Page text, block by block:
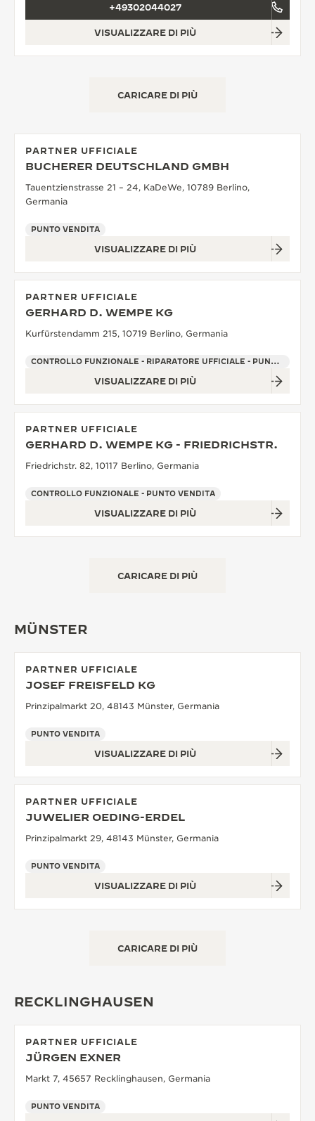
+49302044027
VISUALIZZARE DI PIÙ
CARICARE DI PIÙ
PARTNER UFFICIALE
BUCHERER DEUTSCHLAND GMBH
Tauentzienstrasse 21 – 24, KaDeWe, 10789 Berlino,
Germania
PUNTO VENDITA
VISUALIZZARE DI PIÙ
PARTNER UFFICIALE
GERHARD D. WEMPE KG
Kurfürstendamm 215, 10719 Berlino, Germania
CONTROLLO FUNZIONALE - RIPARATORE UFFICIALE - PUNTO VENDITA
VISUALIZZARE DI PIÙ
PARTNER UFFICIALE
GERHARD D. WEMPE KG - FRIEDRICHSTR.
Friedrichstr. 82, 10117 Berlino, Germania
CONTROLLO FUNZIONALE - PUNTO VENDITA
VISUALIZZARE DI PIÙ
CARICARE DI PIÙ
MÜNSTER
PARTNER UFFICIALE
JOSEF FREISFELD KG
Prinzipalmarkt 20, 48143 Münster, Germania
PUNTO VENDITA
VISUALIZZARE DI PIÙ
PARTNER UFFICIALE
JUWELIER OEDING-ERDEL
Prinzipalmarkt 29, 48143 Münster, Germania
PUNTO VENDITA
VISUALIZZARE DI PIÙ
CARICARE DI PIÙ
RECKLINGHAUSEN
PARTNER UFFICIALE
JÜRGEN EXNER
Markt 7, 45657 Recklinghausen, Germania
PUNTO VENDITA